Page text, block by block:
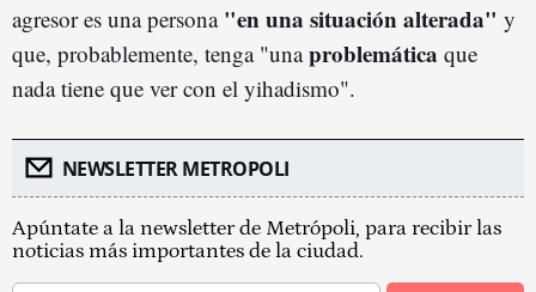
agresor es una persona"en una situación alterada" y
que, probablemente, tenga "unaproblemática que
nada tiene que ver con el yihadismo".
NEWSLETTER METROPOLI
Apúntate a la newsletter de Metrópoli, para recibir las
noticias más importantes de la ciudad.